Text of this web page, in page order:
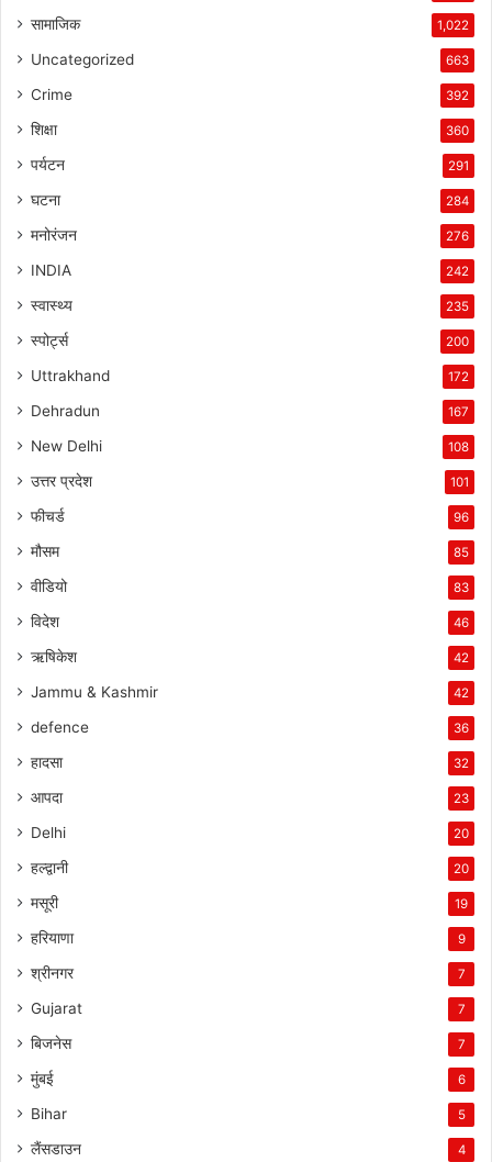
सामाजिक 1,022
Uncategorized 663
Crime 392
शिक्षा 360
पर्यटन 291
घटना 284
मनोरंजन 276
INDIA 242
स्वास्थ्य 235
स्पोर्ट्स 200
Uttrakhand 172
Dehradun 167
New Delhi 108
उत्तर प्रदेश 101
फीचर्ड 96
मौसम 85
वीडियो 83
विदेश 46
ऋषिकेश 42
Jammu & Kashmir 42
defence 36
हादसा 32
आपदा 23
Delhi 20
हल्द्वानी 20
मसूरी 19
हरियाणा 9
श्रीनगर 7
Gujarat 7
बिजनेस 7
मुंबई 6
Bihar 5
लैंसडाउन 4